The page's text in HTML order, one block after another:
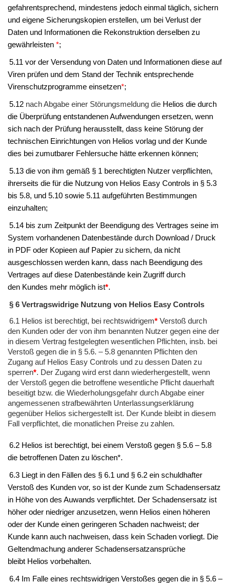
gefahrentsprechend, mindestens jedoch einmal täglich, sichern
und eigene Sicherungskopien erstellen, um bei Verlust der
Daten und Informationen die Rekonstruktion derselben zu
gewährleisten *;
5.11 vor der Versendung von Daten und Informationen diese auf
Viren prüfen und dem Stand der Technik entsprechende
Virenschutzprogramme einsetzen*;
5.12 nach Abgabe einer Störungsmeldung die Helios die durch
die Überprüfung entstandenen Aufwendungen ersetzen, wenn
sich nach der Prüfung herausstellt, dass keine Störung der
technischen Einrichtungen von Helios vorlag und der Kunde
dies bei zumutbarer Fehlersuche hätte erkennen können;
5.13 die von ihm gemäß § 1 berechtigten Nutzer verpflichten,
ihrerseits die für die Nutzung von Helios Easy Controls in § 5.3
bis 5.8, und 5.10 sowie 5.11 aufgeführten Bestimmungen
einzuhalten;
5.14 bis zum Zeitpunkt der Beendigung des Vertrages seine im
System vorhandenen Datenbestände durch Download / Druck
in PDF oder Kopieen auf Papier zu sichern, da nicht
ausgeschlossen werden kann, dass nach Beendigung des
Vertrages auf diese Datenbestände kein Zugriff durch
den Kundes mehr möglich ist*.
§ 6 Vertragswidrige Nutzung von Helios Easy Controls
6.1 Helios ist berechtigt, bei rechtswidrigem* Verstoß durch
den Kunden oder der von ihm benannten Nutzer gegen eine der
in diesem Vertrag festgelegten wesentlichen Pflichten, insb. bei
Verstoß gegen die in § 5.6. – 5.8 genannten Pflichten den
Zugang auf Helios Easy Controls und zu dessen Daten zu
sperren*. Der Zugang wird erst dann wiederhergestellt, wenn
der Verstoß gegen die betroffene wesentliche Pflicht dauerhaft
beseitigt bzw. die Wiederholungsgefahr durch Abgabe einer
angemessenen strafbewährten Unterlassungserklärung
gegenüber Helios sichergestellt ist. Der Kunde bleibt in diesem
Fall verpflichtet, die monatlichen Preise zu zahlen.
6.2 Helios ist berechtigt, bei einem Verstoß gegen § 5.6 – 5.8
die betroffenen Daten zu löschen*.
6.3 Liegt in den Fällen des § 6.1 und § 6.2 ein schuldhafter
Verstoß des Kunden vor, so ist der Kunde zum Schadensersatz
in Höhe von des Auwands verpflichtet. Der Schadensersatz ist
höher oder niedriger anzusetzen, wenn Helios einen höheren
oder der Kunde einen geringeren Schaden nachweist; der
Kunde kann auch nachweisen, dass kein Schaden vorliegt. Die
Geltendmachung anderer Schadensersatzansprüche
bleibt Helios vorbehalten.
6.4 Im Falle eines rechtswidrigen Verstoßes gegen die in § 5.6 –